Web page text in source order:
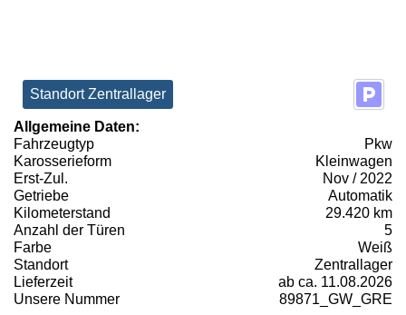
Standort Zentrallager
Allgemeine Daten:
Fahrzeugtyp
Pkw
Karosserieform
Kleinwagen
Erst-Zul.
Nov / 2022
Getriebe
Automatik
Kilometerstand
29.420 km
Anzahl der Türen
5
Farbe
Weiß
Standort
Zentrallager
Lieferzeit
ab ca. 11.08.2026
Unsere Nummer
89871_GW_GRE